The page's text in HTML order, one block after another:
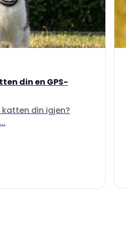
din en GPS-
din igjen?